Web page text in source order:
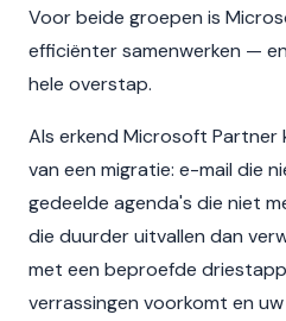
Voor beide groepen is
efficiënter samenwerken —
hele overstap.
Als erkend Microsoft Partner
van een migratie: e-mail die
gedeelde agenda's die niet
die duurder uitvallen dan
met een beproefde
verrassingen voorkomt en